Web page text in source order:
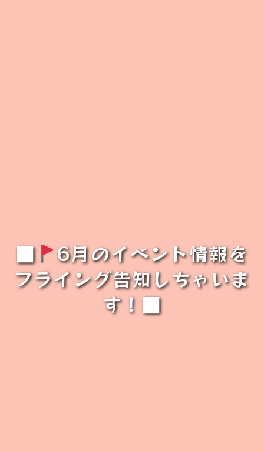
■
6月のイベント情報を
フライング告知しちゃいま
す！■